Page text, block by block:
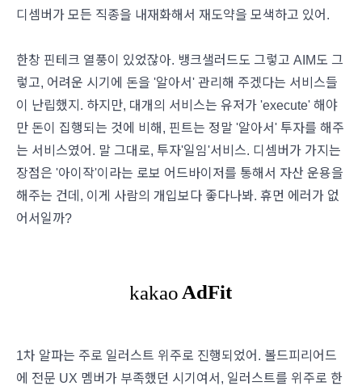
디셈버가 모든 직종을 내재화해서 재도약을 모색하고 있어.
한창 핀테크 열풍이 있었잖아. 뱅크샐러드도 그렇고 AIM도 그
렇고, 어려운 시기에 돈을 '알아서' 관리해 주겠다는 서비스들
이 난립했지. 하지만, 대개의 서비스는 유저가 'execute' 해야
만 돈이 집행되는 것에 비해, 핀트는 정말 '알아서' 투자를 해주
는 서비스였어. 말 그대로, 투자'일임'서비스. 디셈버가 가지는
장점은 '아이작'이라는 로보 어드바이저를 통해서 자산 운용을
해주는 건데, 이게 사람의 개입보다 좋다나봐. 휴먼 에러가 없
어서일까?
1차 알파는 주로 일러스트 위주로 진행되었어. 볼드피리어드
에 전문 UX 멤버가 부족했던 시기여서, 일러스트를 위주로 한